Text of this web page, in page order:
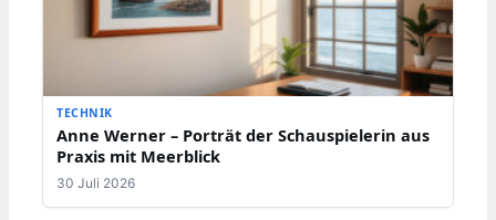
TECHNIK
Anne Werner – Porträt der Schauspielerin aus
Praxis mit Meerblick
30 Juli 2026